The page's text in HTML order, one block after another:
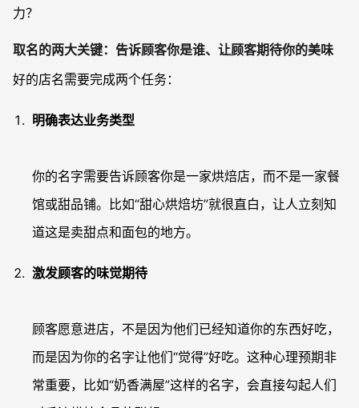
力？
取名的两大关键：告诉顾客你是谁、让顾客期待你的美味
好的店名需要完成两个任务：
明确表达业务类型
你的名字需要告诉顾客你是一家烘焙店，而不是一家餐
馆或甜品铺。比如“甜心烘焙坊”就很直白，让人立刻知
道这是卖甜点和面包的地方。
激发顾客的味觉期待
顾客愿意进店，不是因为他们已经知道你的东西好吃，
而是因为你的名字让他们“觉得”好吃。这种心理预期非
常重要，比如“奶香满屋”这样的名字，会直接勾起人们